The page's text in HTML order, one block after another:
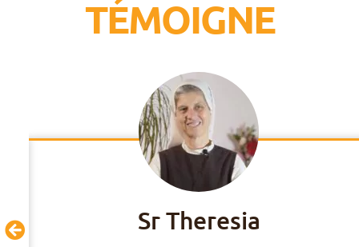
TÉMOIGNE
9 Sr Theresia